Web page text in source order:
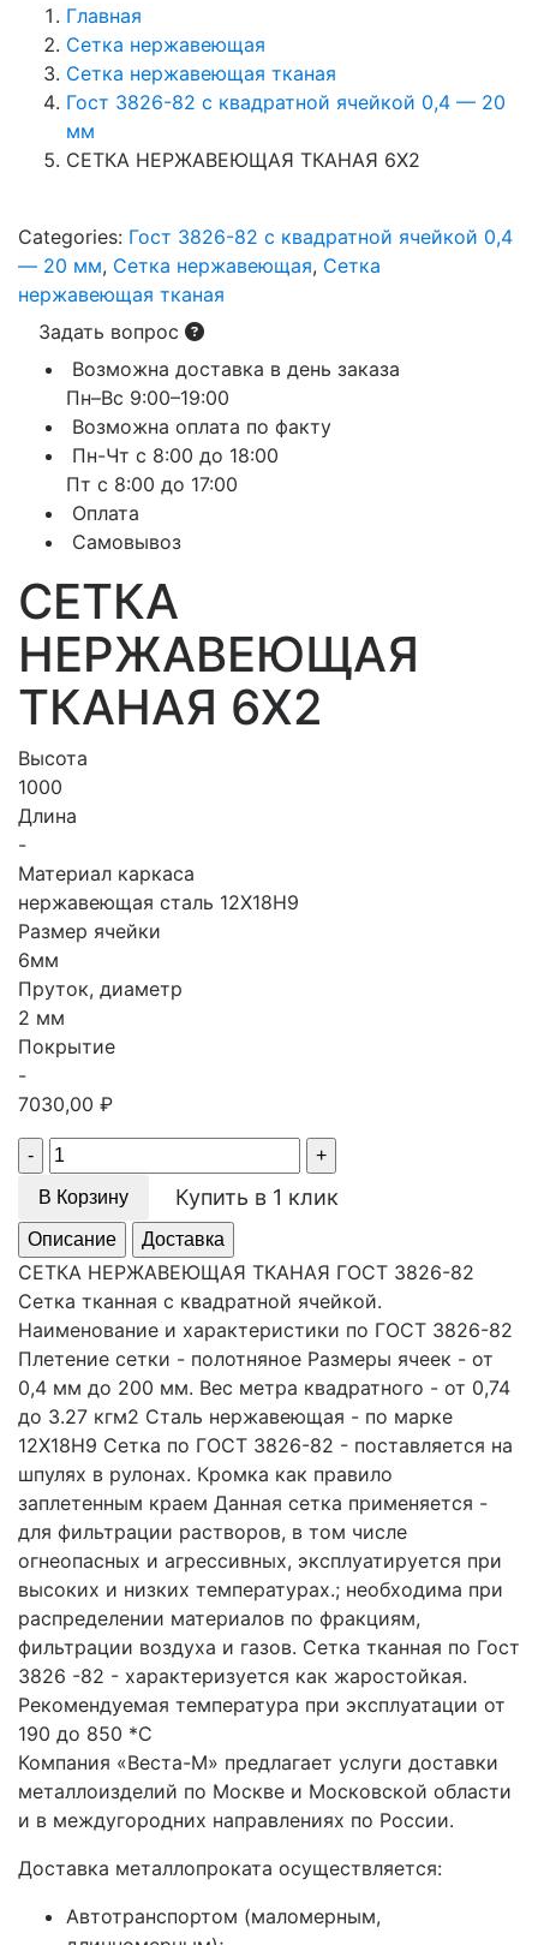
Главная
Сетка нержавеющая
Сетка нержавеющая тканая
Гост 3826-82 c квадратной ячейкой 0,4 — 20
мм
СЕТКА НЕРЖАВЕЮЩАЯ ТКАНАЯ 6X2
Categories: Гост 3826-82 c квадратной ячейкой 0,4
— 20 мм, Сетка нержавеющая, Сетка
нержавеющая тканая
Задать вопрос
Возможна доставка в день заказа
Пн–Вс 9:00–19:00
Возможна оплата по факту
Пн-Чт с 8:00 до 18:00
Пт с 8:00 до 17:00
Оплата
Самовывоз
СЕТКА
НЕРЖАВЕЮЩАЯ
ТКАНАЯ 6X2
Высота
1000
Длина
-
Материал каркаса
нержавеющая сталь 12Х18Н9
Размер ячейки
6мм
Пруток, диаметр
2 мм
Покрытие
-
7030,00 ₽
Quantity
В Корзину Купить в 1 клик
Описание Доставка
СЕТКА НЕРЖАВЕЮЩАЯ ТКАНАЯ ГОСТ 3826-82
Сетка тканная с квадратной ячейкой.
Наименование и характеристики по ГОСТ 3826-82
Плетение сетки - полотняное Размеры ячеек - от
0,4 мм до 200 мм. Вес метра квадратного - от 0,74
до 3.27 кгм2 Сталь нержавеющая - по марке
12X18H9 Сетка по ГОСТ 3826-82 - поставляется на
шпулях в рулонах. Кромка как правило
заплетенным краем Данная сетка применяется -
для фильтрации растворов, в том числе
огнеопасных и агрессивных, эксплуатируется при
высоких и низких температурах.; необходима при
распределении материалов по фракциям,
фильтрации воздуха и газов. Сетка тканная по Гост
3826 -82 - характеризуется как жаростойкая.
Рекомендуемая температура при эксплуатации от
190 до 850 *С
Компания «Веста-М» предлагает услуги доставки
металлоизделий по Москве и Московской области
и в междугородних направлениях по России.
Доставка металлопроката осуществляется:
Автотранспортом (маломерным,